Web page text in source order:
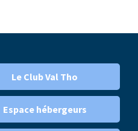
Le Club Val Tho
Espace hébergeurs